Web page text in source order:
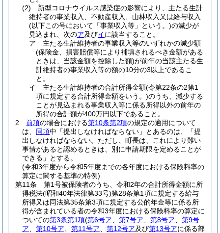
(2)
新型コロナウイルス感染症の影響により、主たる生計
維持者の事業収入、不動産収入、山林収入又は給与収入
(以下この号において「事業収入等」という。)の減少が
見込まれ、次のア及びイに該当すること。
ア
主たる生計維持者の事業収入等のいずれかの減少額
(保険金、損害賠償等により補填されるべき金額がある
ときは、当該金額を控除した額)が前年の当該主たる生
計維持者の事業収入等の額の10分の3以上であるこ
と。
イ
主たる生計維持者の合計所得金額(令第22条の2第1
項に規定する合計所得金額をいう。)のうち、減少する
ことが見込まれる事業収入等に係る所得以外の前年の
所得の合計額が400万円以下であること。
2
前項の場合における第10条第2項の規定の適用について
は、 同項中「提出しなければならない」とあるのは、「提
出しなければならない。ただし、町長は、これにより難い
事情があると認めるときは、別に申請期限を定めることが
できる」とする。
(令和3年度から令和5年度までの各年度における保険料率の
算定に関する基準の特例)
第11条
第1号被保険者のうち、令和2年の合計所得金額に所
得税法(昭和40年法律第33号)第28条第1項に規定する給与
所得又は同法第35条第3項に規定する公的年金等に係る所
得が含まれている者の令和3年度における保険料率の算定に
ついての第3条第1項(第6号ア 第7号ア 第8号ア
第9号
ア
第10号ア 第11号ア 第12号ア及び第13号アに係る部